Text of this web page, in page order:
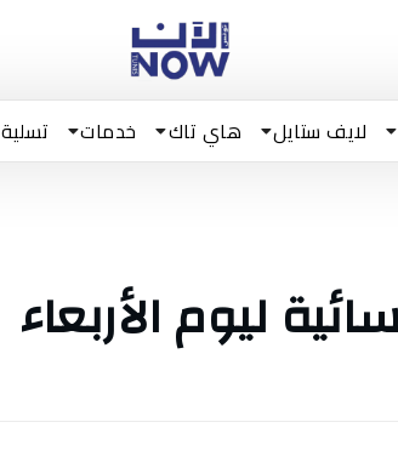
لايف ستايل هاي تاك خدمات تسلية
ليوم الأربعاء